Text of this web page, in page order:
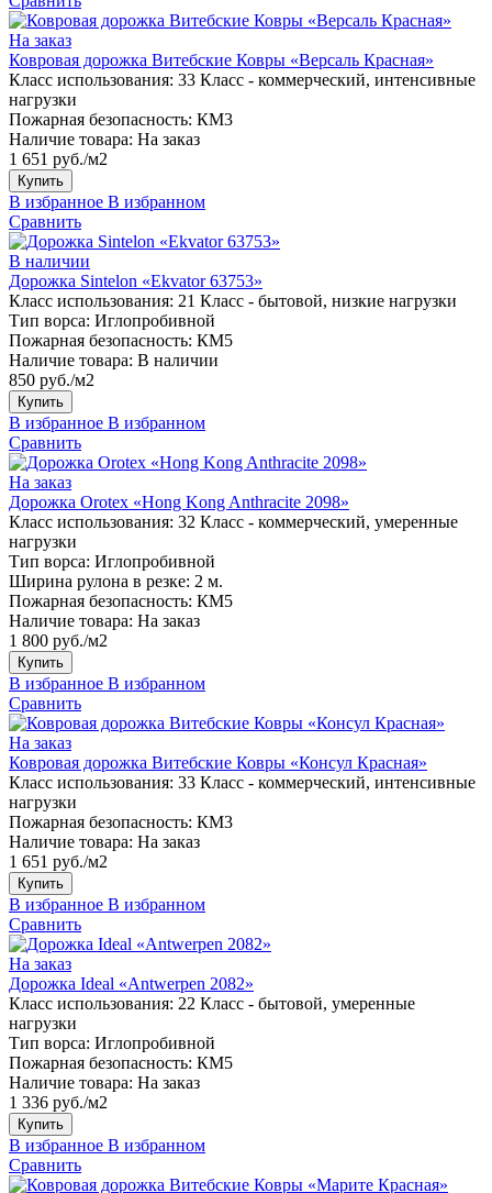
На заказ
Ковровая дорожка Витебские Ковры «Версаль Красная»
Класс использования: 33 Класс - коммерческий, интенсивные
нагрузки
Пожарная безопасность: КМ3
Наличие товара: На заказ
1 651 руб./м2
Купить
В избранное В избранном
Сравнить
В наличии
Дорожка Sintelon «Ekvator 63753»
Класс использования: 21 Класс - бытовой, низкие нагрузки
Тип ворса: Иглопробивной
Пожарная безопасность: КМ5
Наличие товара: В наличии
850 руб./м2
Купить
В избранное В избранном
Сравнить
На заказ
Дорожка Orotex «Hong Kong Anthracite 2098»
Класс использования: 32 Класс - коммерческий, умеренные
нагрузки
Тип ворса: Иглопробивной
Ширина рулона в резке: 2 м.
Пожарная безопасность: КМ5
Наличие товара: На заказ
1 800 руб./м2
Купить
В избранное В избранном
Сравнить
На заказ
Ковровая дорожка Витебские Ковры «Консул Красная»
Класс использования: 33 Класс - коммерческий, интенсивные
нагрузки
Пожарная безопасность: КМ3
Наличие товара: На заказ
1 651 руб./м2
Купить
В избранное В избранном
Сравнить
На заказ
Дорожка Ideal «Antwerpen 2082»
Класс использования: 22 Класс - бытовой, умеренные
нагрузки
Тип ворса: Иглопробивной
Пожарная безопасность: КМ5
Наличие товара: На заказ
1 336 руб./м2
Купить
В избранное В избранном
Сравнить